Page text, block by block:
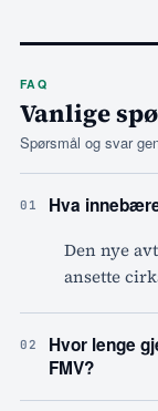
FAQ
Vanlige
Spørsmål og svar
01 Hva
Den nye
ansette
02
Hvor lenge
FMV?